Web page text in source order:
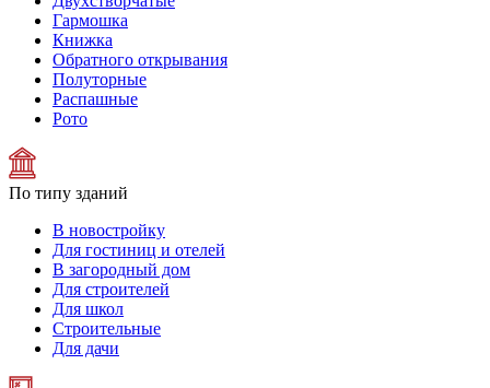
Гармошка
Книжка
Обратного открывания
Полуторные
Распашные
Рото
По типу зданий
В новостройку
Для гостиниц и отелей
В загородный дом
Для строителей
Для школ
Строительные
Для дачи